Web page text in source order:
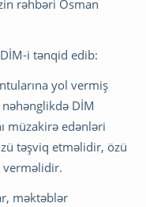
rəhbəri Osman
i tənqid edib:
yol vermiş
DİM
müzakirə edənləri
təşviq etməlidir, özü
verməlidir.
məktəblər